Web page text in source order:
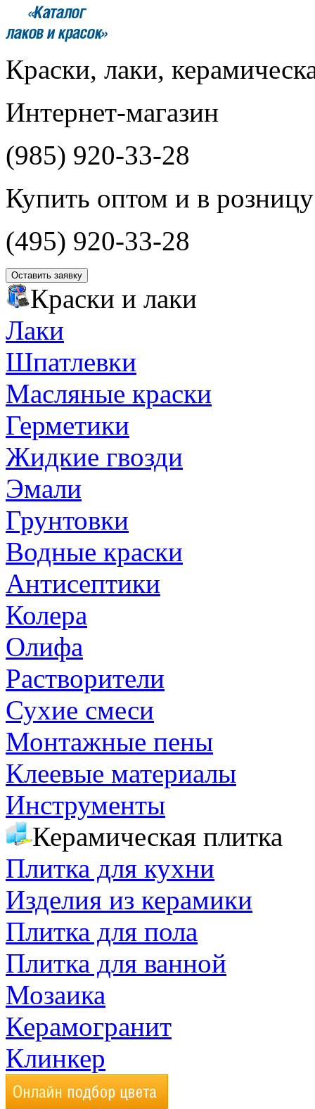
Краски, лаки,
Интернет-магазин
(985) 920-33-28
Купить оптом и в розницу
(495) 920-33-28
Оставить заявку
Краски и лаки
Лаки
Шпатлевки
Масляные краски
Герметики
Жидкие гвозди
Эмали
Грунтовки
Водные краски
Антисептики
Колера
Олифа
Растворители
Сухие смеси
Монтажные пены
Клеевые материалы
Инструменты
Керамическая плитка
Плитка для кухни
Изделия из керамики
Плитка для пола
Плитка для ванной
Мозаика
Керамогранит
Клинкер